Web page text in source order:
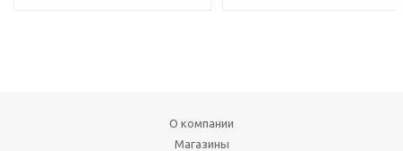
О компании
Магазины